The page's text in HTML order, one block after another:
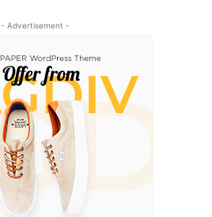
- Advertisement -